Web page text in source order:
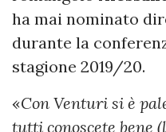
ha mai nominato
durante la
stagione 2019/20.
«Con Venturi si è
tutti conoscete bene